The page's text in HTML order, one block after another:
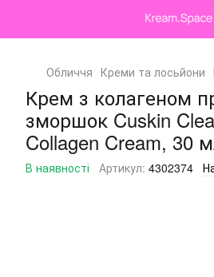
Обличчя Креми та лосьйони
Крем з колагеном
зморшок Cuskin
Collagen Cream, 30
В наявності Артикул: 4302374